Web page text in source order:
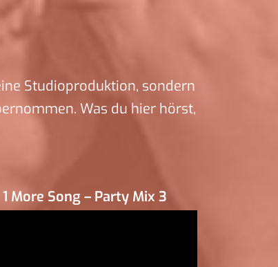
Studioproduktion, sondern
Was du hier hörst,
1 More Song – Party Mix 3